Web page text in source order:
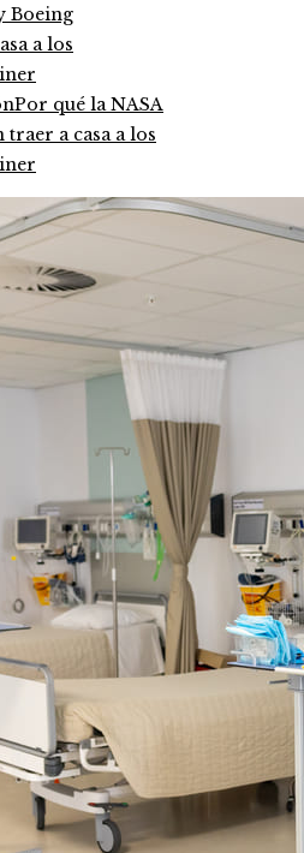
Por qué la NASA
a casa a los